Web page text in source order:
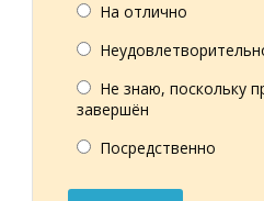
На отлично
Не знаю, поскольку
завершён
Посредственно